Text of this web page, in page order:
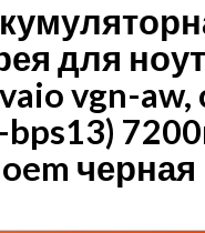
для
vgn-aw,
bps13)
oem черная